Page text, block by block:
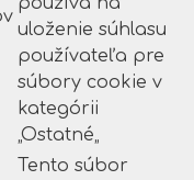
uloženie súhlasu
používateľa pre
súbory cookie v
kategórii
„Ostatné„
Tento súbor